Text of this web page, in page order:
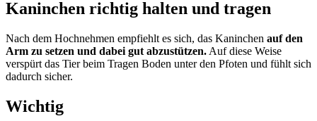
Kaninchen richtig halten und tragen
Nach dem Hochnehmen empfiehlt es sich, das Kaninchen auf den
Arm zu setzen und dabei gut abzustützen. Auf diese Weise
verspürt das Tier beim Tragen Boden unter den Pfoten und fühlt sich
dadurch sicher.
Wichtig